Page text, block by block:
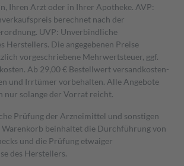
Ihren Arzt oder in Ihrer Apotheke. AVP:
berechnet nach der
UVP: Unverbindliche
Herstellers. Die angegebenen Preise
vorgeschriebene Mehrwertsteuer, ggf.
Ab 29,00 € Bestell­wert versand­kosten­
und Irrtümer vorbehalten. Alle Angebote
nur solange der Vorrat reicht.
Prüfung der Arzneimittel und sonstigen
beinhaltet die Durchführung von
und die Prüfung etwaiger
des Herstellers.